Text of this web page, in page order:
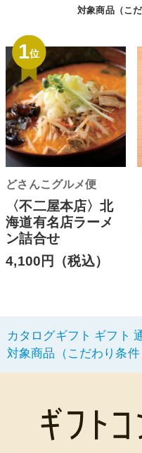
対象商品（こ
1位
どさんこグルメ便
〈不二屋本店〉北
海道有名店ラーメ
ン詰合せ
4,100円（税込）
カタログギフト ギフト
対象商品（こだわり条件